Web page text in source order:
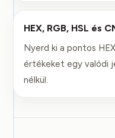
HEX, RGB, HSL és
Nyerd ki a pontos
értékeket egy valódi
nélkül.